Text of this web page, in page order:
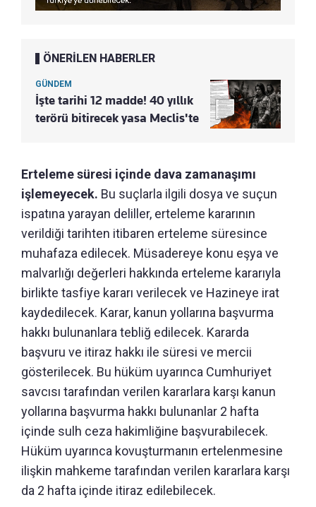
ÖNERİLEN HABERLER
GÜNDEM
İşte tarihi 12 madde! 40 yıllık
terörü bitirecek yasa Meclis'te
Erteleme süresi içinde dava zamanaşımı
işlemeyecek. Bu suçlarla ilgili dosya ve suçun
ispatına yarayan deliller, erteleme kararının
verildiği tarihten itibaren erteleme süresince
muhafaza edilecek. Müsadereye konu eşya ve
malvarlığı değerleri hakkında erteleme kararıyla
birlikte tasfiye kararı verilecek ve Hazineye irat
kaydedilecek. Karar, kanun yollarına başvurma
hakkı bulunanlara tebliğ edilecek. Kararda
başvuru ve itiraz hakkı ile süresi ve mercii
gösterilecek. Bu hüküm uyarınca Cumhuriyet
savcısı tarafından verilen kararlara karşı kanun
yollarına başvurma hakkı bulunanlar 2 hafta
içinde sulh ceza hakimliğine başvurabilecek.
Hüküm uyarınca kovuşturmanın ertelenmesine
ilişkin mahkeme tarafından verilen kararlara karşı
da 2 hafta içinde itiraz edilebilecek.